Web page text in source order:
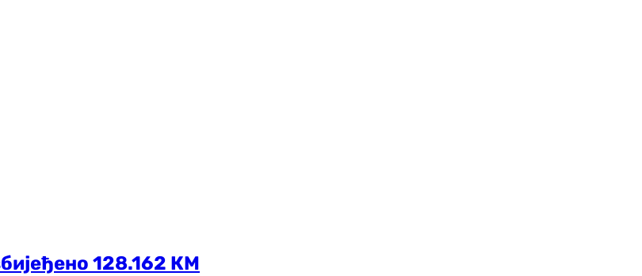
128.162 КМ